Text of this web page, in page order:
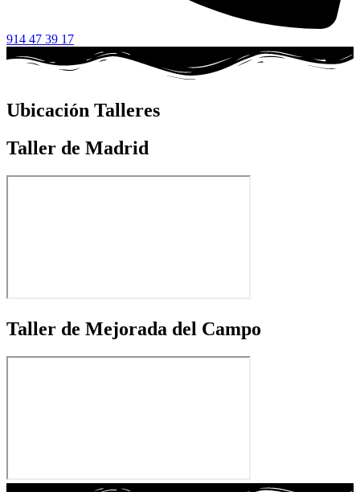
914 47 39 17
Ubicación Talleres
Taller de Madrid
Taller de Mejorada del Campo